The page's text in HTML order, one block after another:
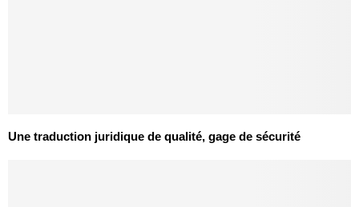
Une traduction juridique de qualité, gage de sécurité